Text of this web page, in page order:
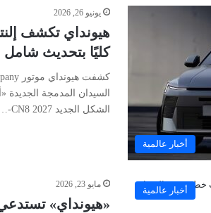
أخبار عالمية
يونيو 26, 2026
كليًا بتحديث شامل
السيدان المدمجة الجديدة
الشكل الجديد CN8 2027-…
أخبار عالمية
مايو 23, 2026